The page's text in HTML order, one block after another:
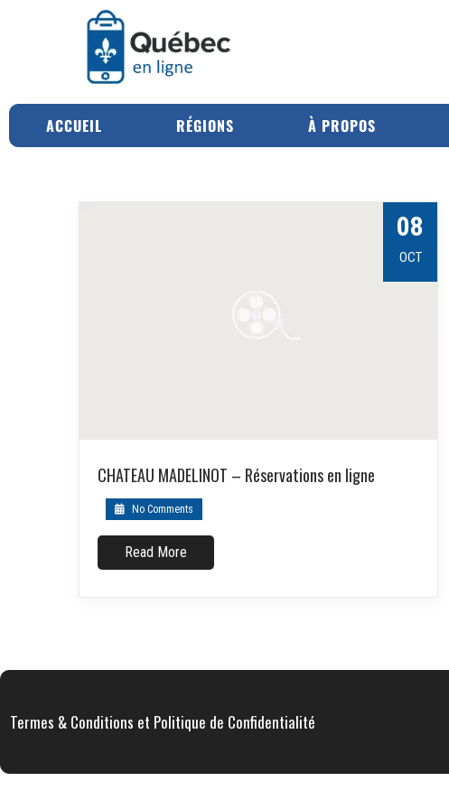
ACCUEIL RÉGIONS À PROPOS
08
OCT
CHATEAU MADELINOT – Réservations en ligne
No Comments
Read More
Termes & Conditions et Politique de Confidentialité